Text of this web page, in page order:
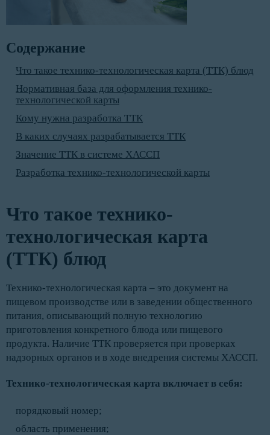
Содержание
Что такое технико-технологическая карта (ТТК) блюд
Нормативная база для оформления технико-
технологической карты
Кому нужна разработка ТТК
В каких случаях разрабатывается ТТК
Значение ТТК в системе ХАССП
Разработка технико-технологической карты
Что такое технико-
технологическая карта
(ТТК) блюд
Технико-технологическая карта – это документ на
пищевом производстве или в заведении общественного
питания, описывающий полную технологию
приготовления конкретного блюда или пищевого
продукта. Наличие ТТК проверяется при проверках
надзорных органов и в ходе внедрения системы ХАССП.
Технико-технологическая карта включает в себя:
порядковый номер;
область применения;